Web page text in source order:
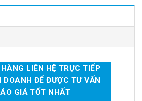
LIÊN HỆ TRỰC TIẾP
DOANH ĐỂ ĐƯỢC TƯ VẤN
GIÁ TỐT NHẤT